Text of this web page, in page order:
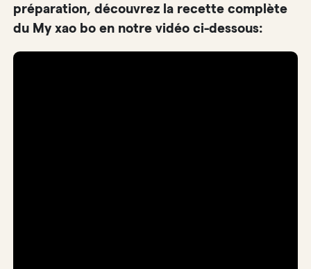
préparation, découvrez la recette complète
du My xao bo en notre vidéo ci-dessous: